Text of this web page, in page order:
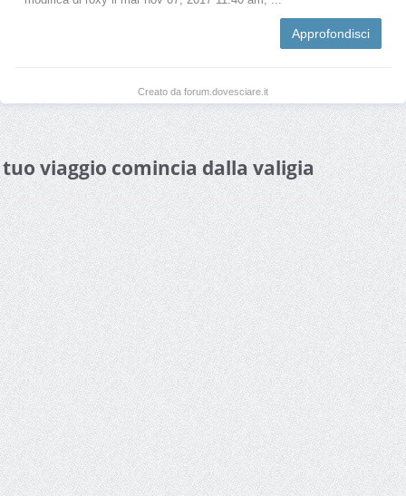
Approfondisci
Creato da forum.dovesciare.it
viaggio comincia dalla valigia